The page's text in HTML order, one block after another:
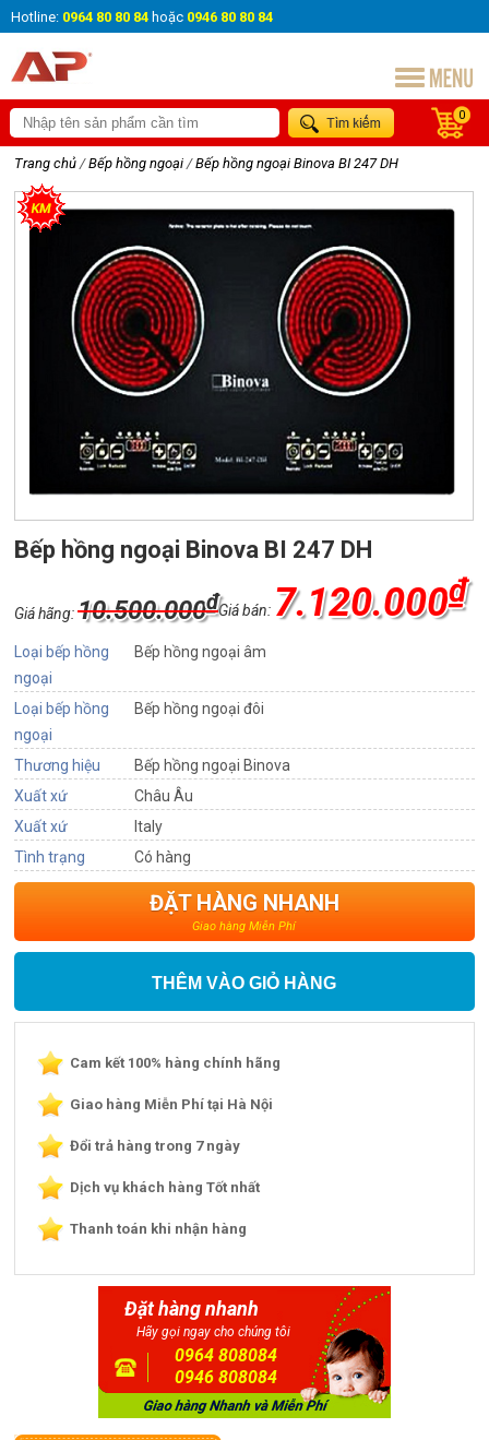
Hotline: 0964 80 80 84 hoặc 0946 80 80 84
0
Trang chủ / Bếp hồng ngoại / Bếp hồng ngoại Binova BI 247 DH
Bếp hồng ngoại Binova BI 247 DH
Giá bán: 7.120.000₫
Giá hãng:10.500.000₫
Loại bếp hồng
ngoại
Bếp hồng ngoại âm
Loại bếp hồng
ngoại
Bếp hồng ngoại đôi
Thương hiệu
Bếp hồng ngoại Binova
Xuất xứ
Châu Âu
Xuất xứ
Italy
Tình trạng
Có hàng
ĐẶT HÀNG NHANH
Giao hàng Miễn Phí
THÊM VÀO GIỎ HÀNG
Cam kết 100% hàng chính hãng
Giao hàng Miễn Phí tại Hà Nội
Đổi trả hàng trong 7 ngày
Dịch vụ khách hàng Tốt nhất
Thanh toán khi nhận hàng
Đặt hàng nhanh
Hãy gọi ngay cho chúng tôi
0964 808084
0946 808084